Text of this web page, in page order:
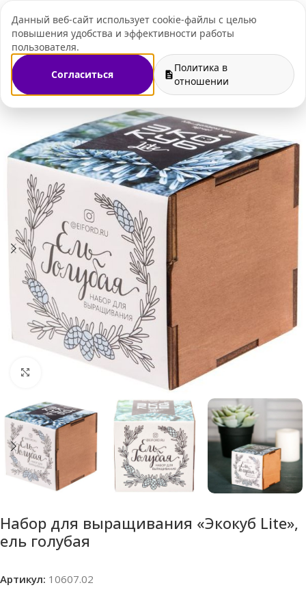
Данный веб-сайт использует cookie-файлы с целью
повышения удобства и эффективности работы
пользователя.
Согласиться
Политика в
отношении
+7 (495) 109-07-
наборы Наборы для выращивания растений
Нажмите, чтобы увеличить
Набор для выращивания «Экокуб Lite»,
ель голубая
Артикул: 10607.02